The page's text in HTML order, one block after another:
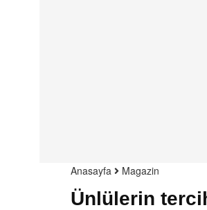
Anasayfa Magazin
Ünlülerin